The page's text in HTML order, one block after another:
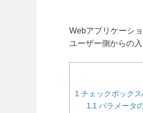
Webアプリケーシ
ユーザー側からの
1 チェックボック
1.1 パラメータ